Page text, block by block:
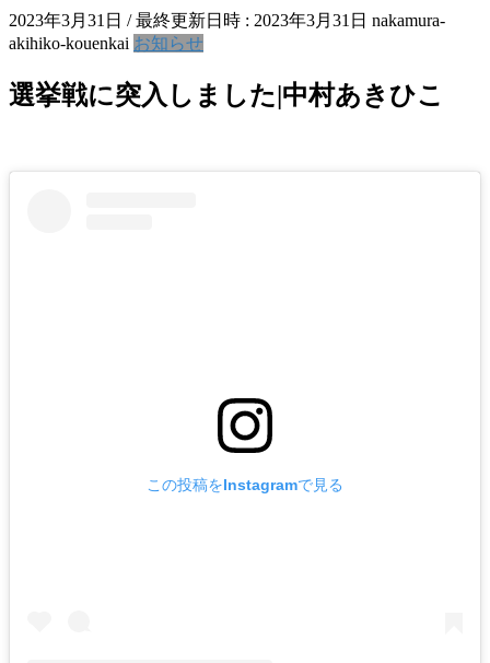
2023年3月31日 / 最終更新日時 : 2023年3月31日 nakamura-
akihiko-kouenkai お知らせ
選挙戦に突入しました|中村あきひこ
この投稿をInstagramで見る